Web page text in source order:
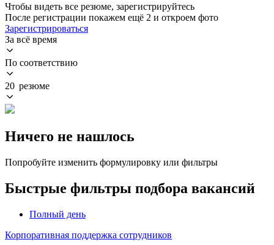
Чтобы видеть все резюме, зарегистрируйтесь
После регистрации покажем ещё 2 и откроем фото
Зарегистрироваться
За всё время
По соответствию
20 резюме
Ничего не нашлось
Попробуйте изменить формулировку или фильтры
Быстрые фильтры подбора вакансий
Полный день
Корпоративная поддержка сотрудников